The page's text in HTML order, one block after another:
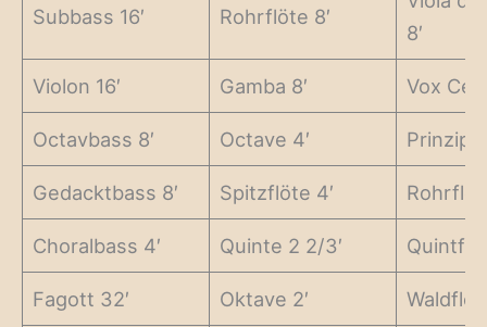
Subbass 16′ Rohrflöte 8′
8′
Violon 16′ Gamba 8′ Vox
Octavbass 8′ Octave 4′ Prinzipal
Gedacktbass 8′ Spitzflöte 4′
Choralbass 4′ Quinte 2 2/3′
Fagott 32′ Oktave 2′